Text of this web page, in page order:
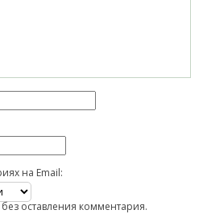
на Email:
без оставления комментария.